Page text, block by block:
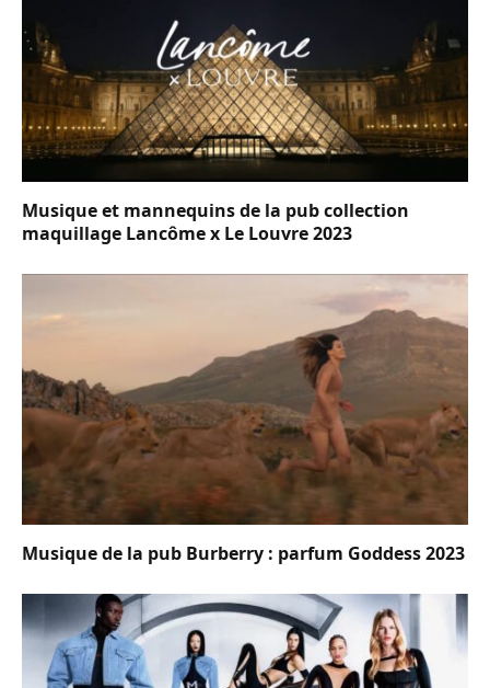
Musique et mannequins de la pub collection
maquillage Lancôme x Le Louvre 2023
Musique de la pub Burberry : parfum Goddess 2023